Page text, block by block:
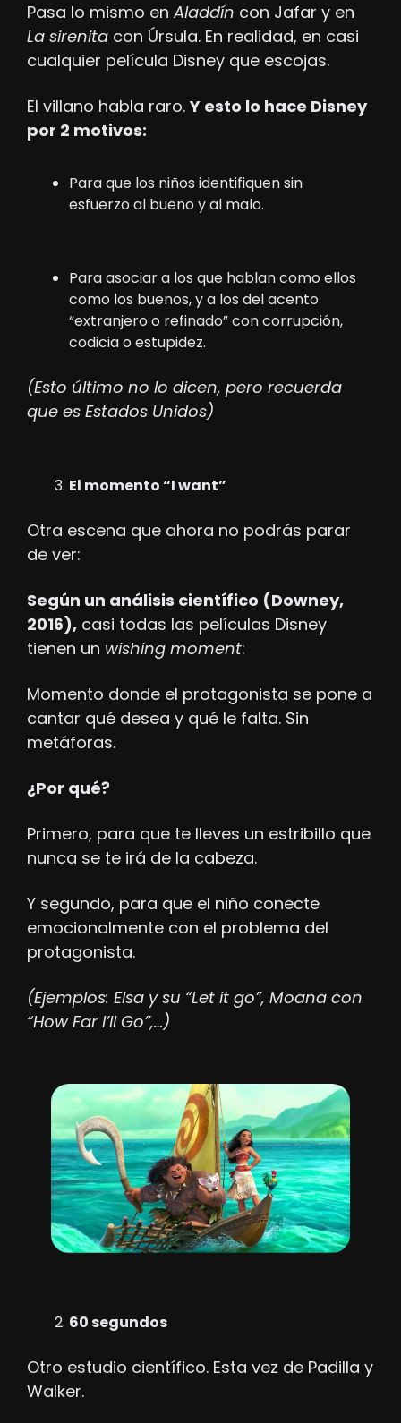
Pasa lo mismo en Aladdín
La sirenita con Úrsula. En realidad, en casi
cualquier película Disney que escojas.
El villano habla raro. Y esto lo hace Disney
por 2 motivos:
Para que los niños identifiquen sin
esfuerzo al bueno y al malo.
Para asociar a los que hablan como ellos
como los buenos, y a los del acento
“extranjero o refinado” con corrupción,
codicia o estupidez.
(Esto último no lo dicen, pero recuerda
que es Estados Unidos)
El momento “I want”
Otra escena que ahora no podrás parar
de ver:
Según un análisis científico (Downey,
2016), casi todas las películas Disney
tienen un wishing moment:
Momento donde el protagonista se pone a
cantar qué desea y qué le falta. Sin
metáforas.
¿Por qué?
Primero, para que te lleves un estribillo que
nunca se te irá de la cabeza.
Y segundo, para que el niño conecte
emocionalmente con el problema del
protagonista.
(Ejemplos: Elsa y su “Let it go”, Moana con
“How Far I’ll Go”,…)
60 segundos
Otro estudio científico. Esta vez de Padilla y
Walker.